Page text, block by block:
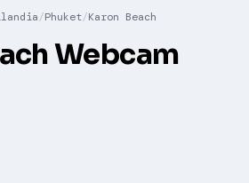
Phuket Karon Beach
Webcam